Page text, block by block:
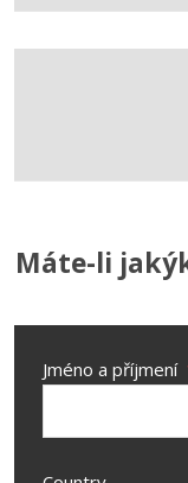
Máte-li
Jméno a příjmení